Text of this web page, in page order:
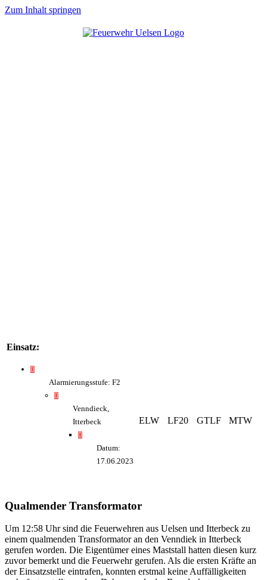
Zum Inhalt springen
Einsatz:
Alarmierungsstufe: F2
Venndieck,
Itterbeck
Datum:
17.06.2023
ELW LF20 GTLF MTW
Qualmender Transformator
Um 12:58 Uhr sind die Feuerwehren aus Uelsen und Itterbeck zu
einem qualmenden Transformator an den Venndiek in Itterbeck
gerufen worden. Die Eigentümer eines Maststall hatten diesen kurz
zuvor bemerkt und die Feuerwehr gerufen. Als die ersten Kräfte an
der Einsatzstelle eintrafen, konnten erstmal keine Auffälligkeiten